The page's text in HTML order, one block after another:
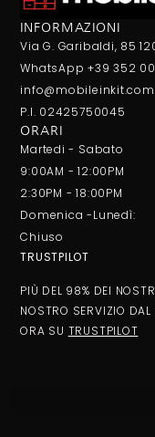
INFORMAZIONI
Via G. Garibaldi, 85
WhatsApp +39 352
info@mobileinkit.com
P.I. 02425750045
ORARI
Martedi - Sabato
9:00AM - 12:00PM
2:30PM - 18:00PM
Domenica -Lunedì:
Chiuso
TRUSTPILOT
PIÙ DEL 98% DEI
NOSTRO SERVIZIO
ORA SU TRUSTPILOT